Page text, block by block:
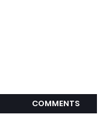
COMMENTS